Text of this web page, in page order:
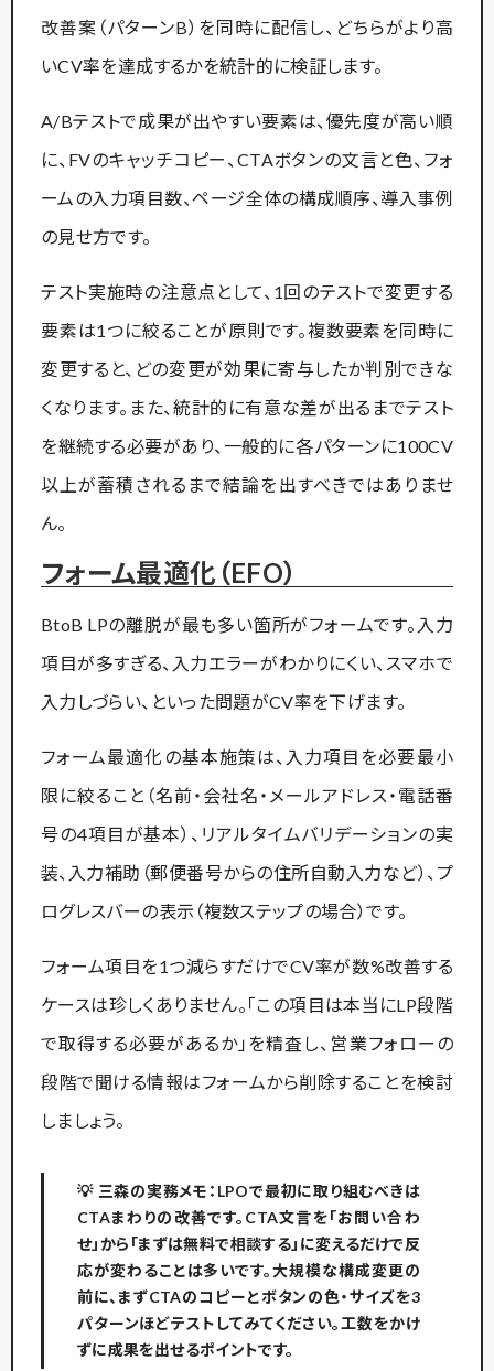
改善案（パターンB）を同時に配信し、どちらがより高
いCV率を達成するかを統計的に検証します。
A/Bテストで成果が出やすい要素は、優先度が高い順
に、FVのキャッチコピー、CTAボタンの文言と色、フォ
ームの入力項目数、ページ全体の構成順序、導入事例
の見せ方です。
テスト実施時の注意点として、1回のテストで変更する
要素は1つに絞ることが原則です。複数要素を同時に
変更すると、どの変更が効果に寄与したか判別できな
くなります。また、統計的に有意な差が出るまでテスト
を継続する必要があり、一般的に各パターンに100CV
以上が蓄積されるまで結論を出すべきではありませ
ん。
フォーム最適化（EFO）
BtoB LPの離脱が最も多い箇所がフォームです。入力
項目が多すぎる、入力エラーがわかりにくい、スマホで
入力しづらい、といった問題がCV率を下げます。
フォーム最適化の基本施策は、入力項目を必要最小
限に絞ること（名前・会社名・メールアドレス・電話番
号の4項目が基本）、リアルタイムバリデーションの実
装、入力補助（郵便番号からの住所自動入力など）、プ
ログレスバーの表示（複数ステップの場合）です。
フォーム項目を1つ減らすだけでCV率が数%改善する
ケースは珍しくありません。「この項目は本当にLP段階
で取得する必要があるか」を精査し、営業フォローの
段階で聞ける情報はフォームから削除することを検討
しましょう。
💡 三森の実務メモ：LPOで最初に取り組むべきは
CTAまわりの改善です。CTA文言を「お問い合わ
せ」から「まずは無料で相談する」に変えるだけで反
応が変わることは多いです。大規模な構成変更の
前に、まずCTAのコピーとボタンの色・サイズを3
パターンほどテストしてみてください。工数をかけ
ずに成果を出せるポイントです。